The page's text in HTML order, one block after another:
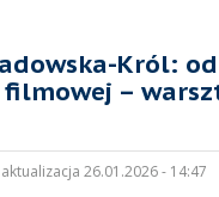
Król:
–
26.01.2026 - 14:47